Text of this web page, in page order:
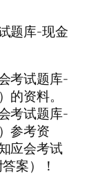
题库-现金
考试题库-
资料。
考试题库-
参考资
应会考试
案）！